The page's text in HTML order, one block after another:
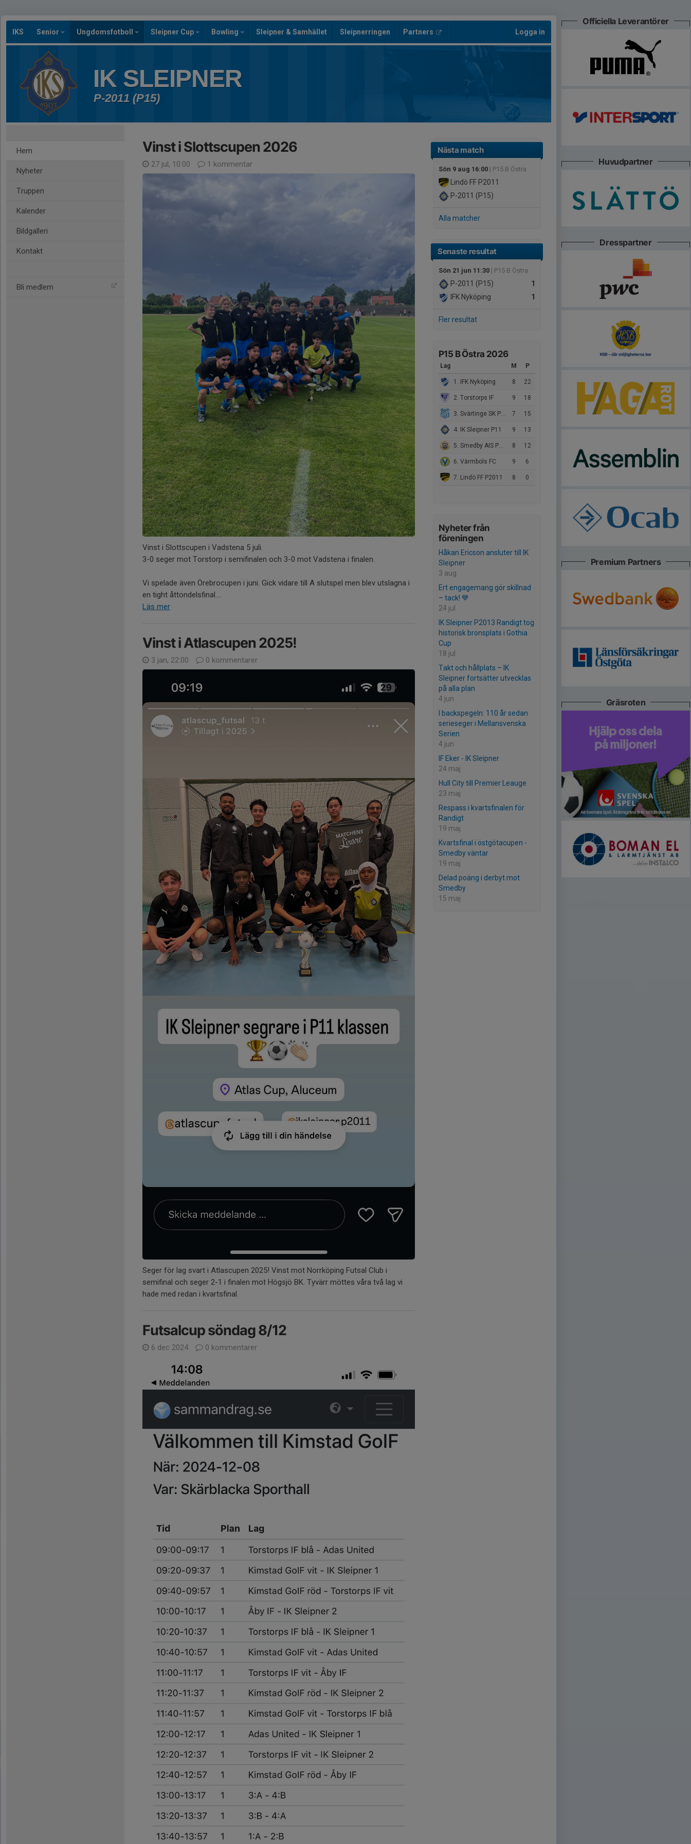
IKS Senior Ungdomsfotboll Sleipner Cup Bowling Sleipner & Samhället Sleipnerringen Partners Logga in
IK SLEIPNER
P-2011 (P15)
Hem
Nyheter
Truppen
Kalender
Bildgalleri
Kontakt
Bli medlem
Nästa match
Sön 9 aug 16:00 | P15 B Östra
Lindö FF P2011
P-2011 (P15)
Alla matcher
Senaste resultat
Sön 21 jun 11:30 | P15 B Östra
1
P-2011 (P15)
1
IFK Nyköping
Fler resultat
P15 B Östra 2026
Lag M P
1. IFK Nyköping 8 22
2. Torstorps IF 9 18
3. Svärtinge SK P2011 7 15
4. IK Sleipner P11 9 13
5. Smedby AIS P2011 Vit 8 12
6. Värmbols FC 9 6
7. Lindö FF P2011 8 0
Nyheter från
föreningen
Håkan Ericson ansluter till IK
Sleipner
3 aug
Ert engagemang gör skillnad
– tack! 💙
24 jul
IK Sleipner P2013 Randigt tog
historisk bronsplats i Gothia
Cup
18 jul
Takt och hållplats – IK
Sleipner fortsätter utvecklas
på alla plan
4 jun
I backspegeln: 110 år sedan
serieseger i Mellansvenska
Serien
4 jun
IF Eker - IK Sleipner
24 maj
Hull City till Premier Leauge
23 maj
Respass i kvartsfinalen för
Randigt
19 maj
Kvartsfinal i östgötacupen -
Smedby väntar
19 maj
Delad poäng i derbyt mot
Smedby
15 maj
Vinst i Slottscupen 2026
27 jul, 10:00 1 kommentar
Vinst i Slottscupen i Vadstena 5 juli.
3-0 seger mot Torstorp i semifinalen och 3-0 mot Vadstena i finalen.
Vi spelade även Örebrocupen i juni. Gick vidare till A slutspel men blev utslagna i
en tight åttondelsfinal....
Läs mer
Vinst i Atlascupen 2025!
3 jan, 22:00 0 kommentarer
Seger för lag svart i Atlascupen 2025! Vinst mot Norrköping Futsal Club i
semifinal och seger 2-1 i finalen mot Högsjö BK. Tyvärr möttes våra två lag vi
hade med redan i kvartsfinal.
Futsalcup söndag 8/12
6 dec 2024 0 kommentarer
Officiella Leverantörer
Huvudpartner
Dresspartner
Premium Partners
Gräsroten